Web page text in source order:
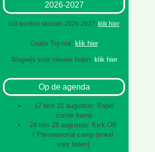
2026-2027
Lid worden seizoen 2026-2027: klik hier
Gratis Try-out: klik hier
Wegwijs voor nieuwe leden: klik hier
Op de agenda
17 tem 21 augustus: Rapid
zomer kamp
24 tem 28 augustus: Kick Off
/ Pre-seasonal camp (enkel
voor leden)